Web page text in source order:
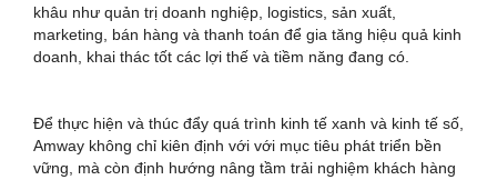
khâu như quản trị doanh nghiệp, logistics, sản xuất,
marketing, bán hàng và thanh toán để gia tăng hiệu quả kinh
doanh, khai thác tốt các lợi thế và tiềm năng đang có.
Để thực hiện và thúc đẩy quá trình kinh tế xanh và kinh tế số,
Amway không chỉ kiên định với với mục tiêu phát triển bền
vững, mà còn định hướng nâng tầm trải nghiệm khách hàng